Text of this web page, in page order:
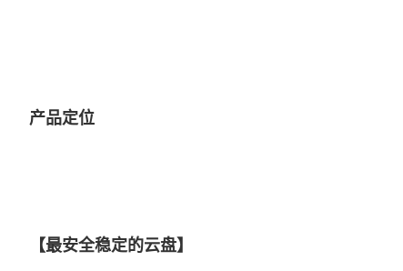
产品定位
【最安全稳定的云盘】